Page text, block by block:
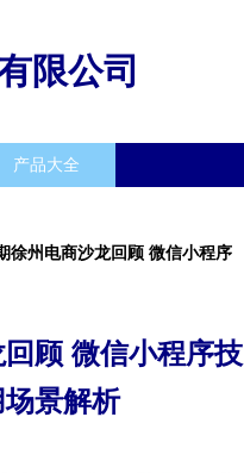
限公司
产品大全
徐州电商沙龙回顾 微信小程序
顾 微信小程序技
景解析